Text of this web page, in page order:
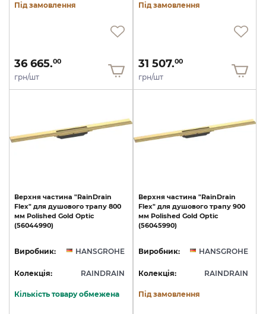
Під замовлення
36 665.00
грн/шт
Під замовлення
31 507.00
грн/шт
Верхня частина "RainDrain
Flex" для душового трапу 800
мм Polished Gold Optic
(56044990)
Виробник: HANSGROHE
Колекція: RAINDRAIN
Кількість товару обмежена
Верхня частина "RainDrain
Flex" для душового трапу 900
мм Polished Gold Optic
(56045990)
Виробник: HANSGROHE
Колекція: RAINDRAIN
Під замовлення